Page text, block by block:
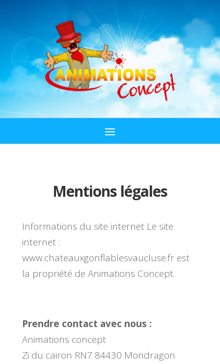
Mentions légales
Informations du site internet Le site
internet :
www.chateauxgonflablesvaucluse.fr est
la propriété de Animations Concept.
Prendre contact avec nous :
Animations concept
Zi du cairon RN7 84430 Mondragon